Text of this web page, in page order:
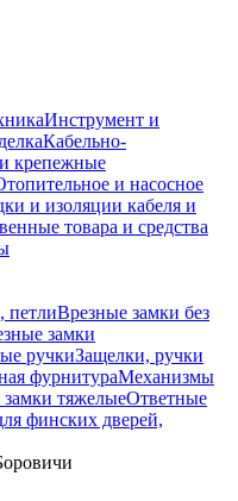
Инструмент и
Кабельно-
крепежные
и насосное
и изоляции кабеля и
товара и средства
петлиВрезные замки без
замки
ручкиЗащелки, ручки
фурнитураМеханизмы
тяжелыеОтветные
финских дверей,